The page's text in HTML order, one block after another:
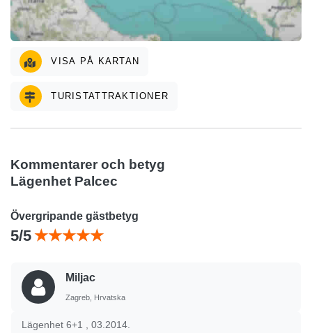
VISA PÅ KARTAN
TURISTATTRAKTIONER
Kommentarer och betyg
Lägenhet Palcec
Övergripande gästbetyg
5/5
Miljac
Zagreb, Hrvatska
Lägenhet 6+1 , 03.2014.